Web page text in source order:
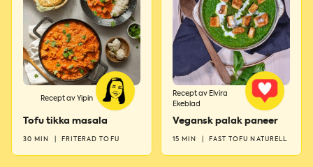
Recept av Yipin
Tofu tikka masala
30 MIN FRITERAD TOFU
Recept av Elvira
Ekeblad
Vegansk palak paneer
15 MIN FAST TOFU NATURELL